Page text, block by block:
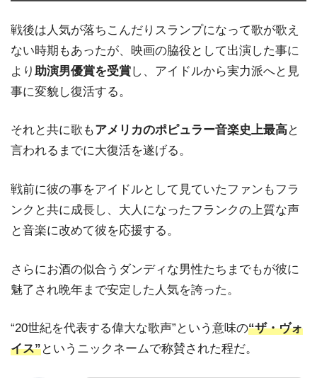
戦後は人気が落ちこんだりスランプになって歌が歌え
ない時期もあったが、映画の脇役として出演した事に
より 助演男優賞を受賞し、アイドルから実力派へと見
事に変貌し復活する。
それと共に歌もアメリカのポピュラー音楽史上最高と
言われるまでに大復活を遂げる。
戦前に彼の事をアイドルとして見ていたファンもフラ
ンクと共に成長し、大人になったフランクの上質な声
と音楽に改めて彼を応援する。
さらにお酒の似合うダンディな男性たちまでもが彼に
魅了され晩年まで安定した人気を誇った。
“20世紀を代表する偉大な歌声”という意味の“ザ・ヴォ
イス”というニックネームで称賛された程だ。